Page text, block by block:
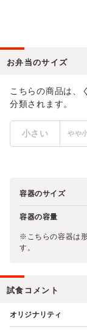
お弁当のサイズ
こちらの商品は、
分類されます。
小さい やや
容器のサイズ
容器の容量
※こちらの容器は
す。
試食コメント
オリジナリティ